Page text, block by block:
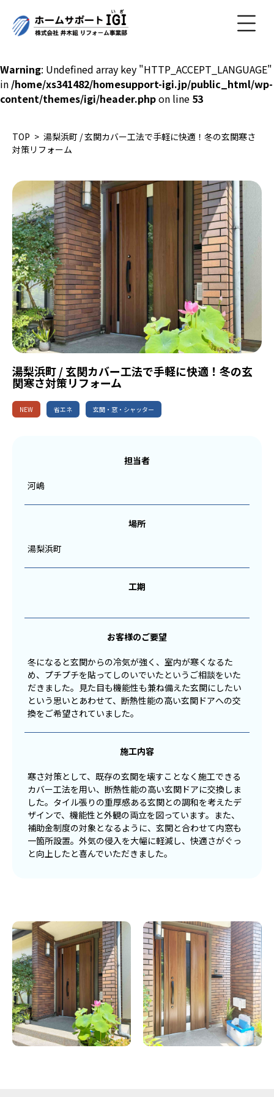
Warning: Undefined array key "HTTP_ACCEPT_LANGUAGE"
in /home/xs341482/homesupport-igi.jp/public_html/wp-
content/themes/igi/header.phpon line 53
TOP
湯梨浜町 / 玄関カバー工法で手軽に快適！冬の玄関寒さ
対策リフォーム
湯梨浜町 / 玄関カバー工法で手軽に快適！冬の玄
関寒さ対策リフォーム
NEW 省エネ 玄関・窓・シャッター
担当者
河嶋
場所
湯梨浜町
工期
お客様のご要望
冬になると玄関からの冷気が強く、室内が寒くなるた
め、プチプチを貼ってしのいでいたというご相談をいた
だきました。見た目も機能性も兼ね備えた玄関にしたい
という思いとあわせて、断熱性能の高い玄関ドアへの交
換をご希望されていました。
施工内容
寒さ対策として、既存の玄関を壊すことなく施工できる
カバー工法を用い、断熱性能の高い玄関ドアに交換しま
した。タイル張りの重厚感ある玄関との調和を考えたデ
ザインで、機能性と外観の両立を図っています。また、
補助金制度の対象となるように、玄関と合わせて内窓も
一箇所設置。外気の侵入を大幅に軽減し、快適さがぐっ
と向上したと喜んでいただきました。